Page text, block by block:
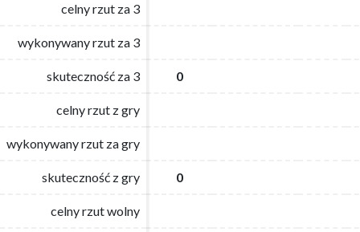
celny rzut za 3
wykonywany rzut za 3
skuteczność za 3 0
celny rzut z gry
wykonywany rzut za gry
skuteczność z gry 0
celny rzut wolny
celny rzut za 3
wykonywany rzut za 3
skuteczność za 3 0
celny rzut z gry
wykonywany rzut za gry
skuteczność z gry 0
celny rzut wolny